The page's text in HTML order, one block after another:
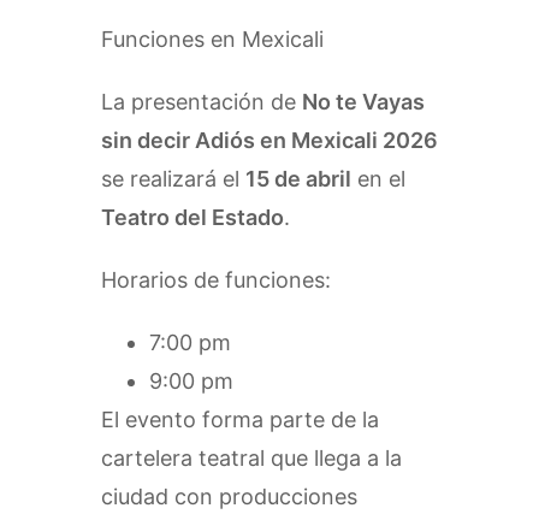
Funciones en Mexicali
La presentación de No te Vayas
sin decir Adiós en Mexicali 2026
se realizará el 15 de abril en el
Teatro del Estado.
Horarios de funciones:
7:00 pm
9:00 pm
El evento forma parte de la
cartelera teatral que llega a la
ciudad con producciones